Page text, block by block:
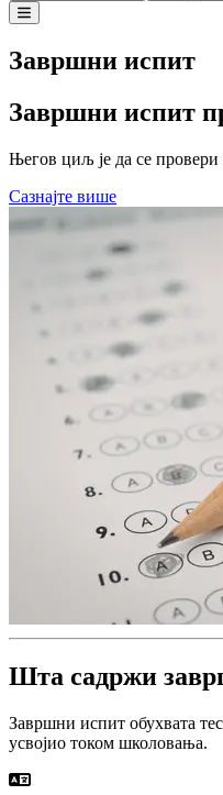
Завршни испит
Завршни испит
Његов циљ је да се провери
Сазнајте више
Шта садржи
Завршни испит обухвата
усвојио током школовања.